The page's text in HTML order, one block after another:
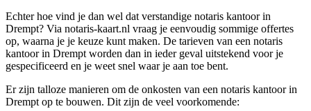
Echter hoe vind je dan wel dat verstandige notaris kantoor in
Drempt? Via notaris-kaart.nl vraag je eenvoudig sommige offertes
op, waarna je je keuze kunt maken. De tarieven van een notaris
kantoor in Drempt worden dan in ieder geval uitstekend voor je
gespecificeerd en je weet snel waar je aan toe bent.
Er zijn talloze manieren om de onkosten van een notaris kantoor in
Drempt op te bouwen. Dit zijn de veel voorkomende: